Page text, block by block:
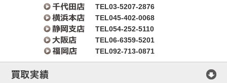
TEL03-5207-2876
TEL045-402-0068
TEL054-252-5110
TEL06-6359-5201
TEL092-713-0871
買取実績